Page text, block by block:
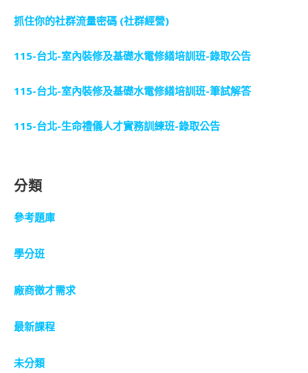
抓住你的社群流量密碼 (社群經營)
115-台北-室內裝修及基礎水電修繕培訓班-錄取公告
115-台北-室內裝修及基礎水電修繕培訓班-筆試解答
115-台北-生命禮儀人才實務訓練班-錄取公告
分類
參考題庫
學分班
廠商徵才需求
最新課程
未分類